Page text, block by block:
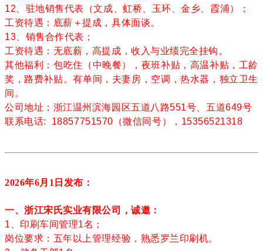
12、驻地销售代表（文成、虹桥、玉环、金乡、霞浦）；
工资待遇：底薪＋提成，具体面谈。
13、销售合作代表；
工资待遇：无底薪，高提成，收入与业绩完全挂钩。
其他福利：包吃住（中晚餐），夜班补贴，高温补贴，工龄
奖，路费补贴。有单间，夫妻房，空调，热水器，独立卫生
间。
公司地址：浙江温州滨海园区五道八路551号、五道649号
联系电话: 18857751570（微信同号），15356521318
2026年6月1 日发布：
一、浙江宋氏实业有限公司，诚邀：
1、印刷车间管理1名；
岗位要求：五年以上管理经验，熟悉罗兰印刷机。